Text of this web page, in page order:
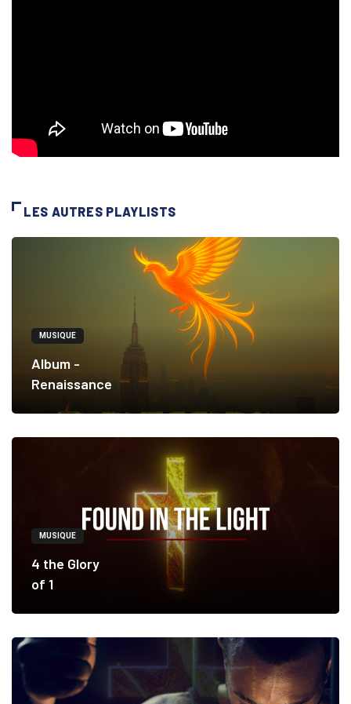
LES AUTRES PLAYLISTS
MUSIQUE
Album -
Renaissance
MUSIQUE
4 the Glory
of 1